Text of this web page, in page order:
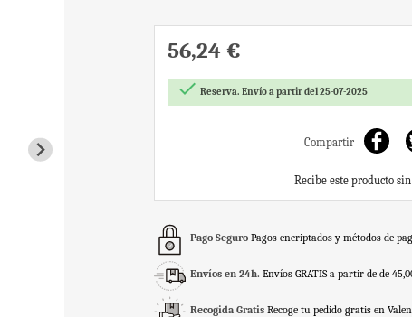
56,24 €
 Reserva. Envío a partir del 25-07-2025
Compartir
Recibe este producto
Pago Seguro Pagos encriptados y métodos de
Envíos en 24h. Envíos GRATIS a partir de de
Recogida Gratis Recoge tu pedido gratis en